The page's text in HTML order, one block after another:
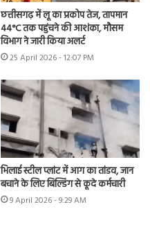
छत्तीसगढ़ में लू का प्रकोप तेज, तापमान
44°C तक पहुंचने की आशंका, मौसम
विभाग ने जारी किया अलर्ट
25 April 2026 - 12:07 PM
भिलाई स्टील प्लांट में आग का तांडव, जान
बचाने के लिए बिल्डिंग से कूदे कर्मचारी
9 April 2026 - 9:29 AM